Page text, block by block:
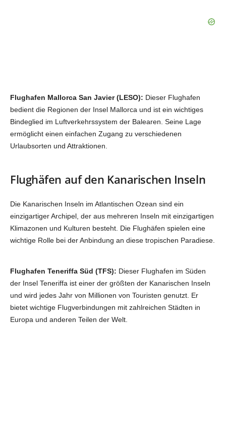
Flughafen Mallorca San Javier (LESO): Dieser Flughafen
bedient die Regionen der Insel Mallorca und ist ein wichtiges
Bindeglied im Luftverkehrssystem der Balearen. Seine Lage
ermöglicht einen einfachen Zugang zu verschiedenen
Urlaubsorten und Attraktionen.
Flughäfen auf den Kanarischen Inseln
Die Kanarischen Inseln im Atlantischen Ozean sind ein
einzigartiger Archipel, der aus mehreren Inseln mit einzigartigen
Klimazonen und Kulturen besteht. Die Flughäfen spielen eine
wichtige Rolle bei der Anbindung an diese tropischen Paradiese.
Flughafen Teneriffa Süd (TFS): Dieser Flughafen im Süden
der Insel Teneriffa ist einer der größten der Kanarischen Inseln
und wird jedes Jahr von Millionen von Touristen genutzt. Er
bietet wichtige Flugverbindungen mit zahlreichen Städten in
Europa und anderen Teilen der Welt.